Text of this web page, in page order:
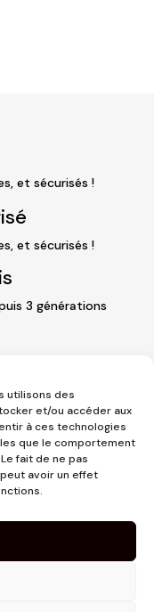
utilisons des
et/ou accéder aux
à ces technologies
que le comportement
fait de ne pas
avoir un effet
et sécurisés !
et sécurisés !
3 générations